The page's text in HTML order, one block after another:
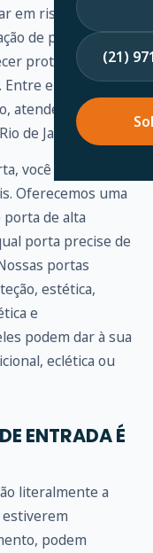
(21)
em risco a
de porta
proteção,
Entre em contato
atendemos em
de Janeiro.
você pode
Oferecemos uma
de alta
porta precise de
portas
estética,
e
podem dar à sua
eclética ou
ENTRADA É
literalmente a
estiverem
podem